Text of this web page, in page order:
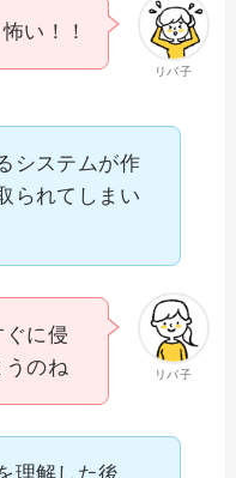
リバ子
い！！
システムが作
られてしまい
リバ子
に侵
うのね